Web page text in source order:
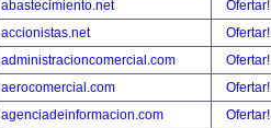
abastecimiento.net
Ofertar!
accionistas.net
Ofertar!
administracioncomercial.com
Ofertar!
aerocomercial.com
Ofertar!
agenciadeinformacion.com
Ofertar!